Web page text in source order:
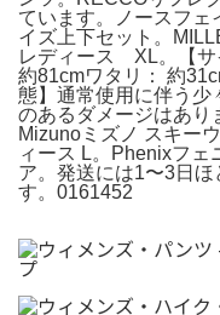
ています。ノースフェ
イズ上下セット。
レディース XL。【サ
約81cmワタリ： 約
態】通常使用に伴う少
のあるダメージはあり
Mizunoミズノ スキー
ィース L。Phenixフ
ア。発送には1〜3日
す。0161452